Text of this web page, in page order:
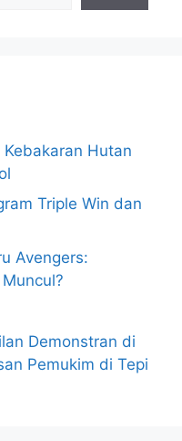
Hutan
Triple Win dan
Avengers:
Demonstran di
Pemukim di Tepi